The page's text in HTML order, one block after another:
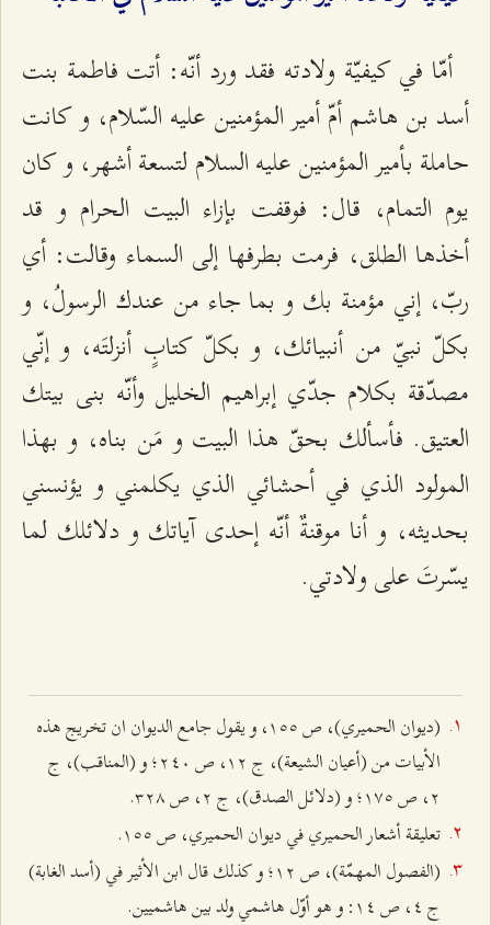
أمّا في كيفيّة ولادته فقد ورد أنّه: أتت فاطمة بنت
أسد بن هاشم أمّ أمير المؤمنين عليه السّلام، و كانت
حاملة بأمير المؤمنين عليه السلام لتسعة أشهر، و كان
يوم التمام، قال: فوقفت بإزاء البيت الحرام و قد
أخذها الطلق، فرمت بطرفها إلى السماء وقالت: أي
ربّ، إني مؤمنة بك و بما جاء من عندك الرسولُ، و
بكلّ نبيّ من أنبيائك، و بكلّ كتابٍ أنزلتَه، و إنّي
مصدّقة بكلام جدّي إبراهيم الخليل وأنّه بنى بيتك
العتيق. فأسألك بحقّ هذا البيت و مَن بناه، و بهذا
المولود الذي في أحشائي الذي يكلمني و يؤنسني
بحديثه، و أنا موقنةٌ أنّه إحدى آياتك و دلائلك لما
يسّرتَ على ولادتي.
(ديوان الحميري)، ص ۱٥٥، و يقول جامع الديوان ان تخريج هذه
الأبيات من (أعيان الشيعة)، ج ۱٢، ص ٢٤۰؛ و (المناقب)، ج
٢، ص ۱۷٥؛ و (دلائل الصدق)، ج ٢، ص ٣٢۸.
تعليقة أشعار الحميري في ديوان الحميري، ص ۱٥٥.
(الفصول المهمّة)، ص ۱٢؛ و كذلك قال ابن الأثير في (أسد الغابة)
ج ٤، ص ۱٤: و هو أوّل هاشمي ولد بين هاشميين.